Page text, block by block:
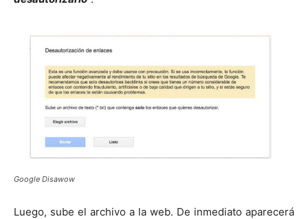
Google Disawow
Luego, sube el archivo a la web. De inmediato aparecerá